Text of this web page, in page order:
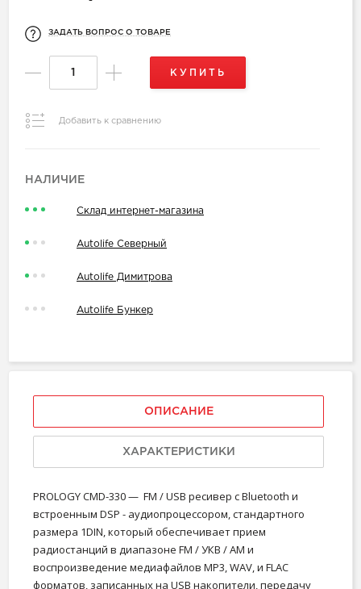
ЗАДАТЬ ВОПРОС О ТОВАРЕ
КУПИТЬ
Добавить к сравнению
НАЛИЧИЕ
Склад интернет-магазина
Autolife Северный
Autolife Димитрова
Autolife Бункер
ОПИСАНИЕ
ХАРАКТЕРИСТИКИ
PROLOGY CMD-330 — FM / USB ресивер с Bluetooth и
встроенным DSP - аудиопроцессором, стандартного
размера 1DIN, который обеспечивает прием
радиостанций в диапазоне FM / УКВ / AM и
воспроизведение медиафайлов MP3, WAV, и FLAC
форматов, записанных на USB накопители, передачу